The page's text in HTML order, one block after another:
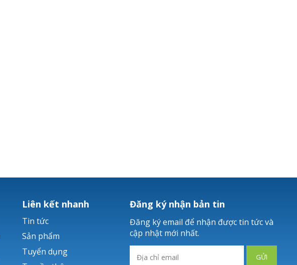
Liên kết nhanh
Tin tức
Sản phẩm
Tuyển dụng
Đăng ký nhận bản tin
Đăng ký email để nhận được tin tức và
cập nhật mới nhất.
GỬI